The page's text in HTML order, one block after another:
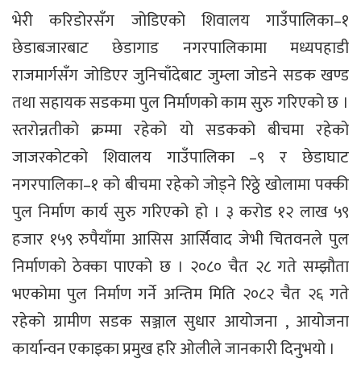
भेरी करिडोरसँग जोडिएको शिवालय गाउँपालिका–१
छेडाबजारबाट छेडागाड नगरपालिकामा मध्यपहाडी
राजमार्गसँग जोडिएर जुनिचाँदेबाट जुम्ला जोडने सडक खण्ड
तथा सहायक सडकमा पुल निर्माणको काम सुरु गरिएको छ ।
स्तरोन्नतीको क्रम्मा रहेको यो सडकको बीचमा रहेको
जाजरकोटको शिवालय गाउँपालिका –९ र छेडाघाट
नगरपालिका–१ को बीचमा रहेको जोड्ने रिठ्ठे खोलामा पक्की
पुल निर्माण कार्य सुरु गरिएको हो । ३ करोड १२ लाख ५९
हजार १५९ रुपैयाँमा आसिस आर्सिवाद जेभी चितवनले पुल
निर्माणको ठेक्का पाएको छ । २०८० चैत २८ गते सम्झौता
भएकोमा पुल निर्माण गर्ने अन्तिम मिति २०८२ चैत २६ गते
रहेको ग्रामीण सडक सञ्जाल सुधार आयोजना , आयोजना
कार्यान्वन एकाइका प्रमुख हरि ओलीले जानकारी दिनुभयो ।